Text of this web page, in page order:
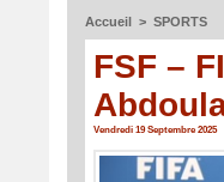
Accueil > SPORTS
FSF –
Vendredi 19 Septembre 2025